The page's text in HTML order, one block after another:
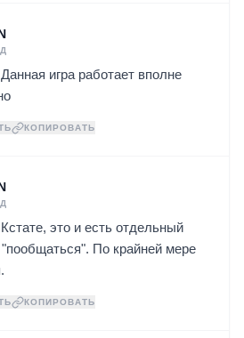
игра работает вполне
КОПИРОВАТЬ
это и есть отдельный
По крайней мере
КОПИРОВАТЬ